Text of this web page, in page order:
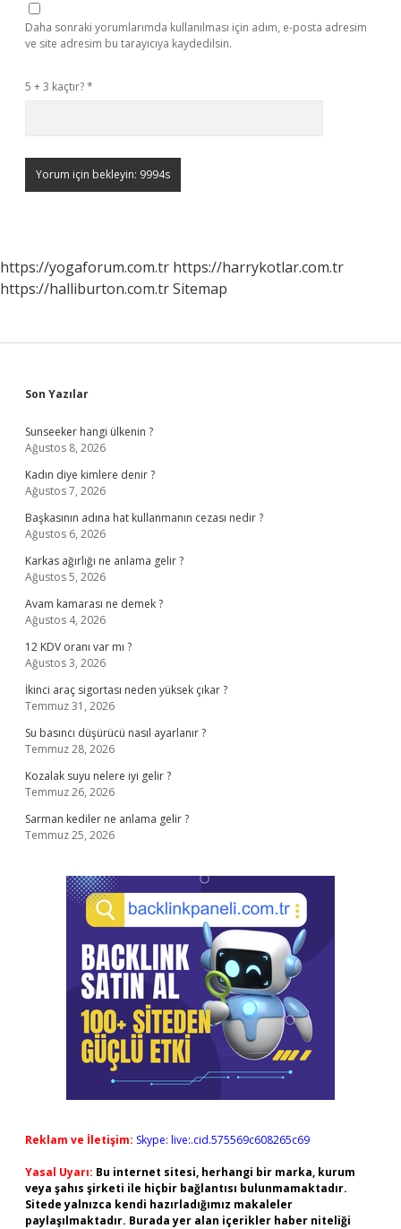
Daha sonraki yorumlarımda kullanılması için adım, e-posta adresim
ve site adresim bu tarayıcıya kaydedilsin.
5 + 3 kaçtır?*
https://yogaforum.com.tr https://harrykotlar.com.tr
https://halliburton.com.trSitemap
Sidebar
Son Yazılar
Sunseeker hangi ülkenin ?
Ağustos 8, 2026
Kadın diye kimlere denir ?
Ağustos 7, 2026
Başkasının adına hat kullanmanın cezası nedir ?
Ağustos 6, 2026
Karkas ağırlığı ne anlama gelir ?
Ağustos 5, 2026
Avam kamarası ne demek ?
Ağustos 4, 2026
12 KDV oranı var mı ?
Ağustos 3, 2026
İkinci araç sigortası neden yüksek çıkar ?
Temmuz 31, 2026
Su basıncı düşürücü nasıl ayarlanır ?
Temmuz 28, 2026
Kozalak suyu nelere iyi gelir ?
Temmuz 26, 2026
Sarman kediler ne anlama gelir ?
Temmuz 25, 2026
Reklam ve İletişim: Skype: live:.cid.575569c608265c69
Yasal Uyarı: Bu internet sitesi, herhangi bir marka, kurum
veya şahıs şirketi ile hiçbir bağlantısı bulunmamaktadır.
Sitede yalnızca kendi hazırladığımız makaleler
paylaşılmaktadır. Burada yer alan içerikler haber niteliği